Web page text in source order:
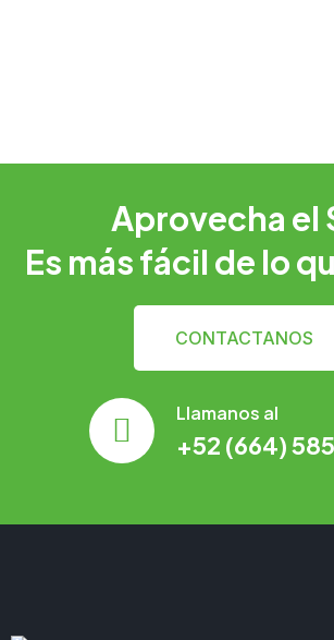
Aprovecha el
Es más fácil de lo
CONTACTANOS
Llamanos al
+52 (664)